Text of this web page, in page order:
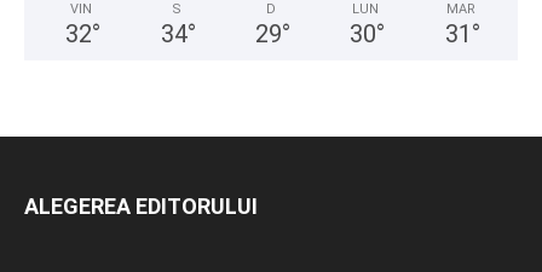
VIN
32°
S
34°
D
29°
LUN
30°
MAR
31 °
ALEGEREA EDITORULUI